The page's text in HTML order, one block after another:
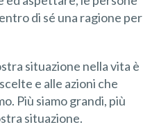
di sé una ragione per
situazione nella vita è
e alle azioni che
Più siamo grandi, più
situazione.